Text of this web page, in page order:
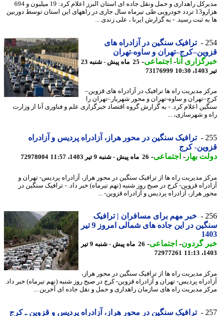
مدیرکل راهداری و حمل ونقل جاده ای استان البرز اعلام کرد: 19 میلیون و 694
هزارو13 تردد خودرویی طی تیرماه سال جاری در راههای این استان توسط دوربین
ثبت رسید. - به گزارش ایرنا ، علی زندی ...
ترافیک سنگین در آزادراه های
و ساوه-تهران
آنا- اجتماعی-
25 ماه پیش - شنبه 23
73176999
مدیریت راه ها ترافیک در آزادراه های قزوین–
و ساوه-تهران و محور شهریار–تهران را
اعلام کرد. - به گزارش گروه اقتصاد خبرگزاری علم و فناوری آنا از وزارت
و شهرسازی، ...
ترافیک سنگین در محور هراز، آزادراه پردیس و آزادراه
کرج
بهار -اجتماعی-26 ماه پیش - شنبه 9 تیر 1403، 11:57 72978004
مدیریت راه ها از ترافیک سنگین در محور هراز، آزادراه پردیس- تهران و
قزوین- کرج در صبح روز شنبه (نهم تیرماه) خبر داد. - ترافیک سنگین در
هراز، آزادراه پردیس و آزادراه قزوین- ...
خبر مهم برای مسافران | ترافیک
سنگین در این جاده های شمالی امروز 9 تیر
گردون-اجتماعی-
26 ماه پیش - شنبه 9 تیر
72977261
مدیریت راه ها از ترافیک سنگین در محور هراز،
پردیس- تهران و آزادراه قزوین- کرج در صبح روز شنبه (نهم تیرماه) خبر داد.
مدیریت راه های سازمان راهداری و حمل و نقل جاده ای آخرین ...
ترافیک سنگین در محور هراز، آزادراه پردیس و قزوین ـ کرج